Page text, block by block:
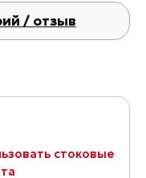
/ отзыв
стоковые